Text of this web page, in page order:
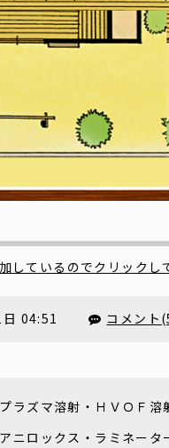
しているのでクリックし
04:51 コメント
プラズマ溶射・ＨＶＯＦ
アニロックス・ラミネータ